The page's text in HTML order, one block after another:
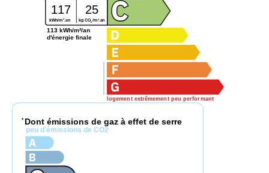
logement extrêmement peu performant
117 25
kWh/m 2 .an kg CO2/m2.an
113 kWh/m²/an
d'énergie finale
* Dont émissions de gaz à effet de serre
peu d'émissions de CO2